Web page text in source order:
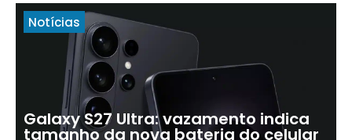
Notícias
Galaxy S27 Ultra: vazamento indica
tamanho da nova bateria do celular